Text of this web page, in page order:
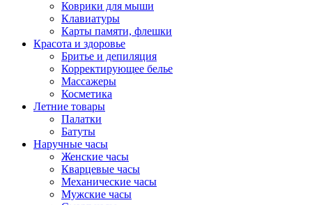
Коврики для мыши
Клавиатуры
Карты памяти, флешки
Красота и здоровье
Бритье и депиляция
Корректирующее белье
Массажеры
Косметика
Летние товары
Палатки
Батуты
Наручные часы
Женские часы
Кварцевые часы
Механические часы
Мужские часы